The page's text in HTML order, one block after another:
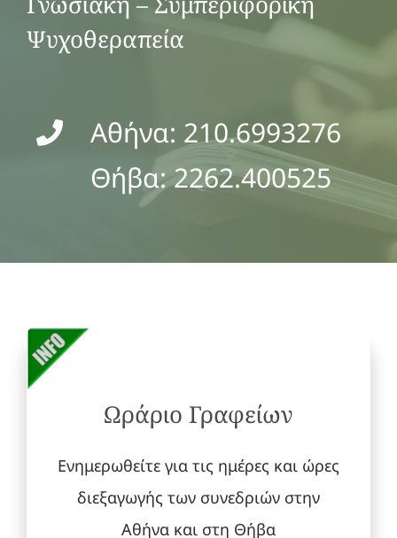
Ψυχοθεραπεία
Αθήνα: 210.6993276
Θήβα: 2262.400525
Ωράριο Γραφείων
Ενημερωθείτε για τις ημέρες και ώρες
διεξαγωγής των συνεδριών στην
Αθήνα και στη Θήβα